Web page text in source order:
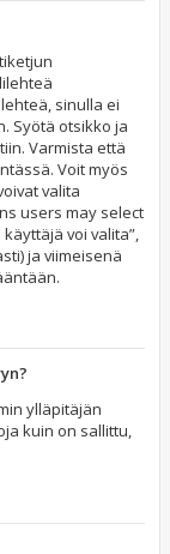
sinulla ei
Syötä otsikko ja
Varmista että
Voit myös
valita
users may select
voi valita”,
ja viimeisenä
ylläpitäjän
kuin on sallittu,